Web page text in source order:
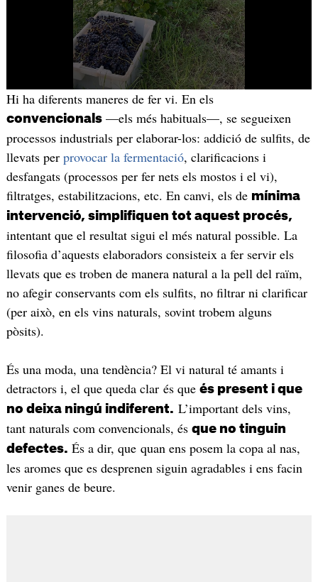
Hi ha diferents maneres de fer vi. En els
convencionals—els més habituals—, se segueixen
processos industrials per elaborar-los: addició de sulfits, de
llevats per provocar la fermentació, clarificacions i
desfangats (processos per fer nets els mostos i el vi),
filtratges, estabilitzacions, etc. En canvi, els de mínima
intervenció, simplifiquen tot aquest procés,
intentant que el resultat sigui el més natural possible. La
filosofia d’aquests elaboradors consisteix a fer servir els
llevats que es troben de manera natural a la pell del raïm,
no afegir conservants com els sulfits, no filtrar ni clarificar
(per això, en els vins naturals, sovint trobem alguns
pòsits).
És una moda, una tendència? El vi natural té amants i
detractors i, el que queda clar és que és present i que
no deixa ningú indiferent. L’important dels vins,
tant naturals com convencionals, és que no tinguin
defectes. És a dir, que quan ens posem la copa al nas,
les aromes que es desprenen siguin agradables i ens facin
venir ganes de beure.